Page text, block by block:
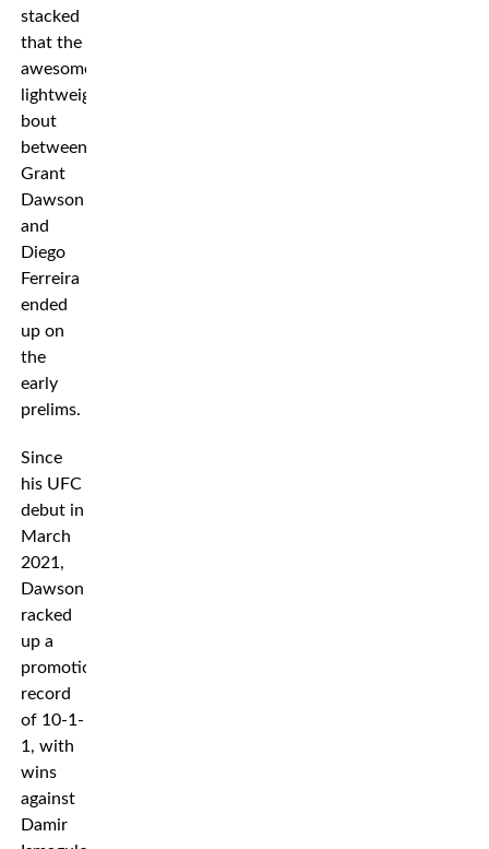
stacked
that the
awesome
lightweight
bout
between
Grant
Dawson
and
Diego
Ferreira
ended
up on
the
early
prelims.
Since
his UFC
debut in
March
2021,
Dawson
racked
up a
promotional
record
of 10-1-
1, with
wins
against
Damir